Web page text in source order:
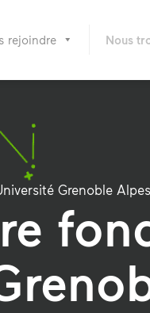
rejoindre Nous
Grenoble Alpes